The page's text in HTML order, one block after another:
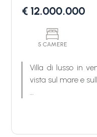
€ 12.000.000
5 CAMERE
Villa di lusso in
vista sul mare e
esclusiva in
minime
Qualsiasi